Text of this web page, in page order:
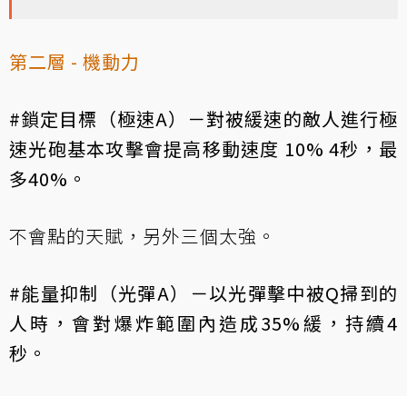
第二層 - 機動力
#鎖定目標（極速A）－對被緩速的敵人進行極
速光砲基本攻擊會提高移動速度 10% 4秒，最
多40%。
不會點的天賦，另外三個太強。
#能量抑制（光彈A）－以光彈擊中被Q掃到的
人時，會對爆炸範圍內造成35%緩，持續4
秒。